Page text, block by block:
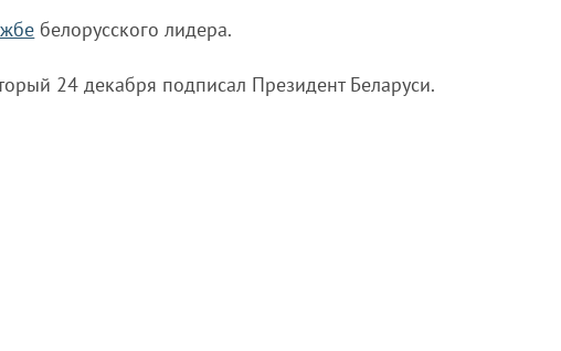
белорусского лидера.
24 декабря подписал Президент Беларуси.